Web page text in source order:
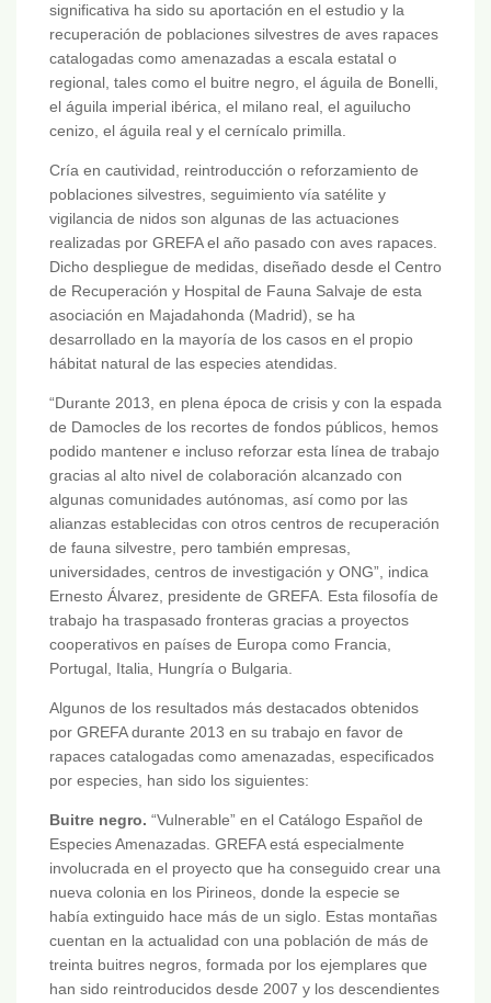
significativa ha sido su aportación en el estudio y la
recuperación de poblaciones silvestres de aves rapaces
catalogadas como amenazadas a escala estatal o
regional, tales como el buitre negro, el águila de Bonelli,
el águila imperial ibérica, el milano real, el aguilucho
cenizo, el águila real y el cernícalo primilla.
Cría en cautividad, reintroducción o reforzamiento de
poblaciones silvestres, seguimiento vía satélite y
vigilancia de nidos son algunas de las actuaciones
realizadas por GREFA el año pasado con aves rapaces.
Dicho despliegue de medidas, diseñado desde el Centro
de Recuperación y Hospital de Fauna Salvaje de esta
asociación en Majadahonda (Madrid), se ha
desarrollado en la mayoría de los casos en el propio
hábitat natural de las especies atendidas.
“Durante 2013, en plena época de crisis y con la espada
de Damocles de los recortes de fondos públicos, hemos
podido mantener e incluso reforzar esta línea de trabajo
gracias al alto nivel de colaboración alcanzado con
algunas comunidades autónomas, así como por las
alianzas establecidas con otros centros de recuperación
de fauna silvestre, pero también empresas,
universidades, centros de investigación y ONG”, indica
Ernesto Álvarez, presidente de GREFA. Esta filosofía de
trabajo ha traspasado fronteras gracias a proyectos
cooperativos en países de Europa como Francia,
Portugal, Italia, Hungría o Bulgaria.
Algunos de los resultados más destacados obtenidos
por GREFA durante 2013 en su trabajo en favor de
rapaces catalogadas como amenazadas, especificados
por especies, han sido los siguientes:
Buitre negro. “Vulnerable” en el Catálogo Español de
Especies Amenazadas. GREFA está especialmente
involucrada en el proyecto que ha conseguido crear una
nueva colonia en los Pirineos, donde la especie se
había extinguido hace más de un siglo. Estas montañas
cuentan en la actualidad con una población de más de
treinta buitres negros, formada por los ejemplares que
han sido reintroducidos desde 2007 y los descendientes